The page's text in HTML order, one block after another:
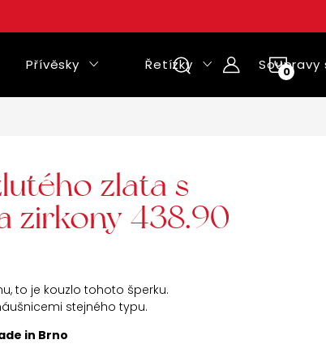
NÁKUPNÍ
Přívěsky Řetízky Soupravy
zlata s
zirkony 438.90
to je kouzlo tohoto šperku.
stejného typu.
in Brno